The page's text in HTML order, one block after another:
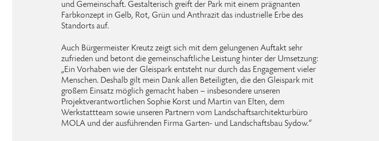
und Gemeinschaft. Gestalterisch greift der Park mit einem prägnanten
Farbkonzept in Gelb, Rot, Grün und Anthrazit das industrielle Erbe des
Standorts auf.
Auch Bürgermeister Kreutz zeigt sich mit dem gelungenen Auftakt sehr
zufrieden und betont die gemeinschaftliche Leistung hinter der Umsetzung:
„Ein Vorhaben wie der Gleispark entsteht nur durch das Engagement vieler
Menschen. Deshalb gilt mein Dank allen Beteiligten, die den Gleispark mit
großem Einsatz möglich gemacht haben – insbesondere unseren
Projektverantwortlichen Sophie Korst und Martin van Elten, dem
Werkstattteam sowie unseren Partnern vom Landschaftsarchitekturbüro
MOLA und der ausführenden Firma Garten- und Landschaftsbau Sydow.“